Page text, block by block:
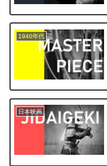
1940年代
日本映画